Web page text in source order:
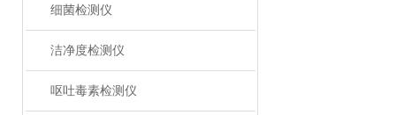
细菌检测仪
洁净度检测仪
呕吐毒素检测仪